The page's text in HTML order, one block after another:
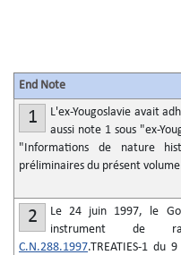
End Note
1
L'ex-Yougoslavie avait
aussi note 1 sous "ex-
"Informations de nature
préliminaires du présent
2
Le 24 juin 1997, le
instrument de
C.N.288.1997.TREATIES-1